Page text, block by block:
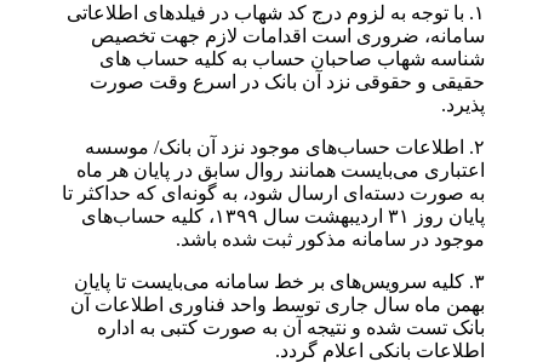
۱. با توجه به لزوم درج کد شهاب در فیلدهای اطلاعاتی
سامانه، ضروری است اقدامات لازم جهت تخصیص
شناسه شهاب صاحبان حساب به کلیه حساب های
حقیقی و حقوقی نزد آن بانک در اسرع وقت صورت
پذیرد.
۲. اطلاعات حساب‌های موجود نزد آن بانک/ موسسه
اعتباری می‌بایست همانند روال سابق در پایان هر ماه
به صورت دسته‌ای ارسال شود، به گونه‌ای که حداکثر تا
پایان روز ۳۱ اردیبهشت سال ۱۳۹۹، کلیه حساب‌های
موجود در سامانه مذکور ثبت شده باشد.
۳. کلیه سرویس‌های بر خط سامانه می‌بایست تا پایان
بهمن ماه سال جاری توسط واحد فناوری اطلاعات آن
بانک تست شده و نتیجه آن به صورت کتبی به اداره
اطلاعات بانکی اعلام گردد.